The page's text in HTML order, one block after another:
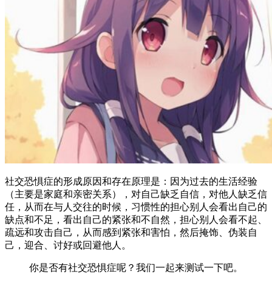
社交恐惧症的形成原因和存在原理是：因为过去的生活经验
（主要是家庭和亲密关系），对自己缺乏自信，对他人缺乏信
任，从而在与人交往的时候，习惯性的担心别人会看出自己的
缺点和不足，看出自己的紧张和不自然，担心别人会看不起、
疏远和攻击自己，从而感到紧张和害怕，然后掩饰、伪装自
己，迎合、讨好或回避他人。
你是否有社交恐惧症呢？我们一起来测试一下吧。